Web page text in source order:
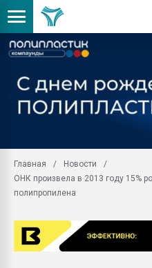
Главная
Новости
ОНК произвела в 2013 году 15%
полипропилена